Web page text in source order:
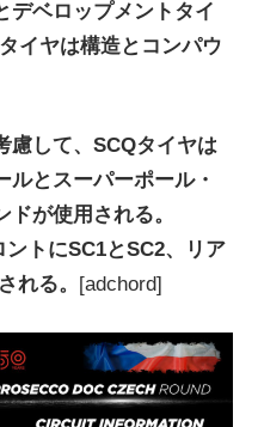
デベロップメントタイ
イヤは構造とコンパウ
慮して、SCQタイヤは
とスーパーポール・
が使用される。
トにSC1とSC2、リア
れる。 [adchord]